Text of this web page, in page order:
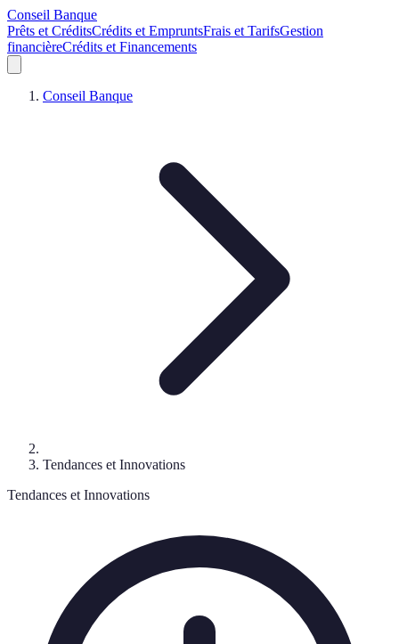
Conseil Banque
Prêts et CréditsCrédits et EmpruntsFrais et TarifsGestion
financièreCrédits et Financements
Conseil Banque
Tendances et Innovations
Tendances et Innovations